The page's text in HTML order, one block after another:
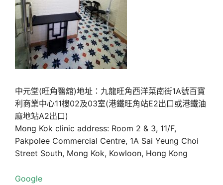
中元堂(旺角醫舘)地址：九龍旺角西洋菜南街1A號百寶
利商業中心11樓02及03室(港鐵旺角站E2出口或港鐵油
麻地站A2出口)
Mong Kok clinic address: Room 2 & 3, 11/F,
Pakpolee Commercial Centre, 1A Sai Yeung Choi
Street South, Mong Kok, Kowloon, Hong Kong
Google